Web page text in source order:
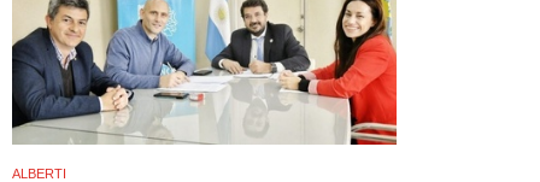
ALBERTI